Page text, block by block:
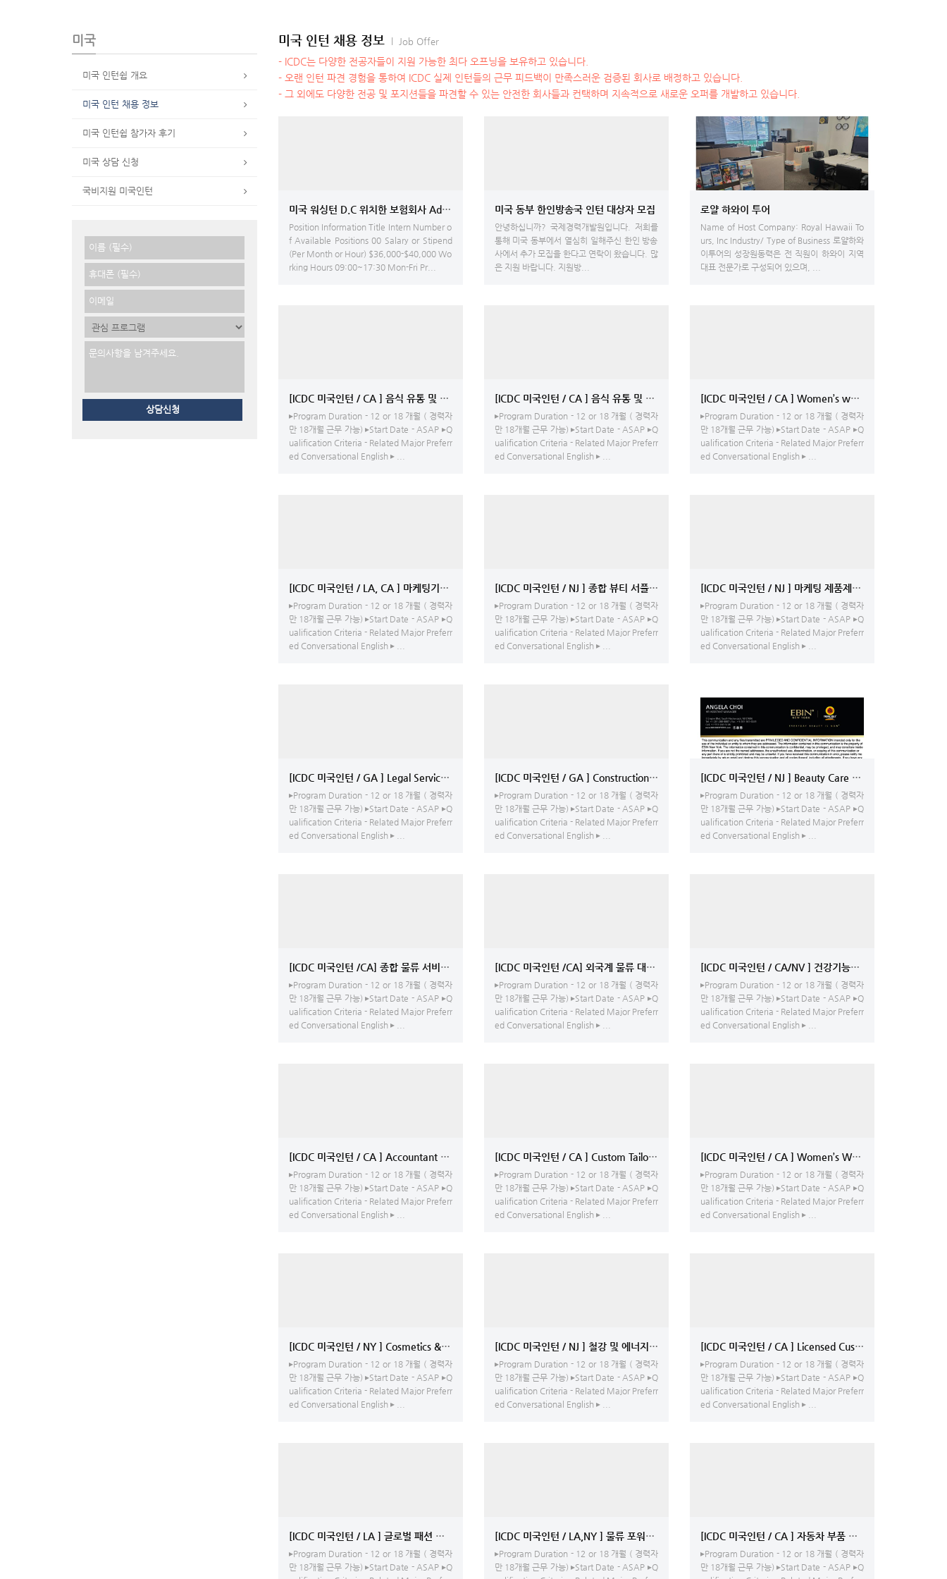
미국
미국 인턴쉽 개요
미국 인턴 채용 정보
미국 인턴쉽 참가자 후기
미국 상담 신청
국비지원 미국인턴
상담신청
미국 인턴 채용 정보 l Job Offer
- ICDC는 다양한 전공자들이 지원 가능한 최다 오프닝을 보유하고 있습니다.
- 오랜 인턴 파견 경험을 통하여 ICDC 실제 인턴들의 근무 피드백이 만족스러운 검증된 회사로 배정하고 있습니다.
- 그 외에도 다양한 전공 및 포지션들을 파견할 수 있는 안전한 회사들과 컨택하며 지속적으로 새로운 오퍼를 개발하고 있습니다.
미국 워싱턴 D.C 위치한 보험회사 Admin/reception 업무 인턴 모집
Position Information Title Intern Number o
f Available Positions 00 Salary or Stipend
(Per Month or Hour) $36,000-$40,000 Wo
rking Hours 09:00~17:30 Mon-Fri Pr...
미국 동부 한인방송국 인턴 대상자 모집
안녕하십니까? 국제경력개발원입니다. 저희를
통해 미국 동부에서 열심히 일해주신 한인 방송
사에서 추가 모집을 한다고 연락이 왔습니다. 많
은 지원 바랍니다. 지원방...
로얄 하와이 투어
Name of Host Company: Royal Hawaii To
urs, Inc Industry/ Type of Business 로얄하와
이투어의 성장원동력은 전 직원이 하와이 지역
대표 전문가로 구성되어 있으며, ...
[ICDC 미국인턴 / CA ] 음식 유통 및 배송 업체 여성 의류 패션회사- Design
▸Program Duration - 12 or 18 개월 ( 경력자
만 18개월 근무 가능) ▸Start Date - ASAP ▸Q
ualification Criteria - Related Major Preferr
ed Conversational English ▸ ...
[ICDC 미국인턴 / CA ] 음식 유통 및 배송 업체 - Sales, Warehouse 관리, Manager
▸Program Duration - 12 or 18 개월 ( 경력자
만 18개월 근무 가능) ▸Start Date - ASAP ▸Q
ualification Criteria - Related Major Preferr
ed Conversational English ▸ ...
[ICDC 미국인턴 / CA ] Women’s wholesale clothing -
▸Program Duration - 12 or 18 개월 ( 경력자
만 18개월 근무 가능) ▸Start Date - ASAP ▸Q
ualification Criteria - Related Major Preferr
ed Conversational English ▸ ...
[ICDC 미국인턴 / LA, CA ] 마케팅기획회사 - 마케팅플래닝,이벤트코디네이터
▸Program Duration - 12 or 18 개월 ( 경력자
만 18개월 근무 가능) ▸Start Date - ASAP ▸Q
ualification Criteria - Related Major Preferr
ed Conversational English ▸ ...
[ICDC 미국인턴 / NJ ] 종합 뷰티 서플라이 무역회사 - AR팀
▸Program Duration - 12 or 18 개월 ( 경력자
만 18개월 근무 가능) ▸Start Date - ASAP ▸Q
ualification Criteria - Related Major Preferr
ed Conversational English ▸ ...
[ICDC 미국인턴 / NJ ] 마케팅 제품제작업체 - 그래픽 디자인
▸Program Duration - 12 or 18 개월 ( 경력자
만 18개월 근무 가능) ▸Start Date - ASAP ▸Q
ualification Criteria - Related Major Preferr
ed Conversational English ▸ ...
[ICDC 미국인턴 / GA ] Legal Services Company - 행정 업무 및 문서 작성, 고객과의 소통
▸Program Duration - 12 or 18 개월 ( 경력자
만 18개월 근무 가능) ▸Start Date - ASAP ▸Q
ualification Criteria - Related Major Preferr
ed Conversational English ▸ ...
[ICDC 미국인턴 / GA ] Construction (General Contractor) - 현장 공무 또는 어카운팅 스태프
▸Program Duration - 12 or 18 개월 ( 경력자
만 18개월 근무 가능) ▸Start Date - ASAP ▸Q
ualification Criteria - Related Major Preferr
ed Conversational English ▸ ...
[ICDC 미국인턴 / NJ ] Beauty Care & Cosmetics
▸Program Duration - 12 or 18 개월 ( 경력자
만 18개월 근무 가능) ▸Start Date - ASAP ▸Q
ualification Criteria - Related Major Preferr
ed Conversational English ▸ ...
[ICDC 미국인턴 /CA] 종합 물류 서비스 업체 - LA 본사 채용중
▸Program Duration - 12 or 18 개월 ( 경력자
만 18개월 근무 가능) ▸Start Date - ASAP ▸Q
ualification Criteria - Related Major Preferr
ed Conversational English ▸ ...
[ICDC 미국인턴 /CA] 외국계 물류 대기업 - SFO 지점 인턴 채용중
▸Program Duration - 12 or 18 개월 ( 경력자
만 18개월 근무 가능) ▸Start Date - ASAP ▸Q
ualification Criteria - Related Major Preferr
ed Conversational English ▸ ...
[ICDC 미국인턴 / CA/NV ] 건강기능식품
▸Program Duration - 12 or 18 개월 ( 경력자
만 18개월 근무 가능) ▸Start Date - ASAP ▸Q
ualification Criteria - Related Major Preferr
ed Conversational English ▸ ...
[ICDC 미국인턴 / CA ] Accountant and Law Firm - 어카운팅/영상 편집
▸Program Duration - 12 or 18 개월 ( 경력자
만 18개월 근무 가능) ▸Start Date - ASAP ▸Q
ualification Criteria - Related Major Preferr
ed Conversational English ▸ ...
[ICDC 미국인턴 / CA ] Custom Tailoring & Bespoke Clothing - 매장내 사무 및 고객응대, 패션쇼 및 웨딩
▸Program Duration - 12 or 18 개월 ( 경력자
만 18개월 근무 가능) ▸Start Date - ASAP ▸Q
ualification Criteria - Related Major Preferr
ed Conversational English ▸ ...
▸Program Duration - 12 or 18 개월 ( 경력자
만 18개월 근무 가능) ▸Start Date - ASAP ▸Q
ualification Criteria - Related Major Preferr
ed Conversational English ▸ ...
[ICDC 미국인턴 / NY ] Cosmetics & Beauty Products - E-Commerce Operations and Management
▸Program Duration - 12 or 18 개월 ( 경력자
만 18개월 근무 가능) ▸Start Date - ASAP ▸Q
ualification Criteria - Related Major Preferr
ed Conversational English ▸ ...
[ICDC 미국인턴 / NJ ] 철강 및 에너지 무역회사 - Sales 팀 근무
▸Program Duration - 12 or 18 개월 ( 경력자
만 18개월 근무 가능) ▸Start Date - ASAP ▸Q
ualification Criteria - Related Major Preferr
ed Conversational English ▸ ...
[ICDC 미국인턴 / CA ] Licensed Customs
▸Program Duration - 12 or 18 개월 ( 경력자
만 18개월 근무 가능) ▸Start Date - ASAP ▸Q
ualification Criteria - Related Major Preferr
ed Conversational English ▸ ...
[ICDC 미국인턴 / LA ] 글로벌 패션 기업으로 의류 생산 전문 - 의상 디자인 및 MD
▸Program Duration - 12 or 18 개월 ( 경력자
만 18개월 근무 가능) ▸Start Date - ASAP ▸Q
[ICDC 미국인턴 / LA,NY ] 물류 포워딩 서비스 전문 회사 - Logistics
▸Program Duration - 12 or 18 개월 ( 경력자
만 18개월 근무 가능) ▸Start Date - ASAP ▸Q
▸Program Duration - 12 or 18 개월 ( 경력자
만 18개월 근무 가능) ▸Start Date - ASAP ▸Q